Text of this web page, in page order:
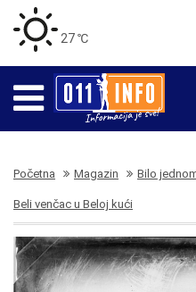
27 ℃
Početna Magazin Bilo
Beli venčac u Beloj kući